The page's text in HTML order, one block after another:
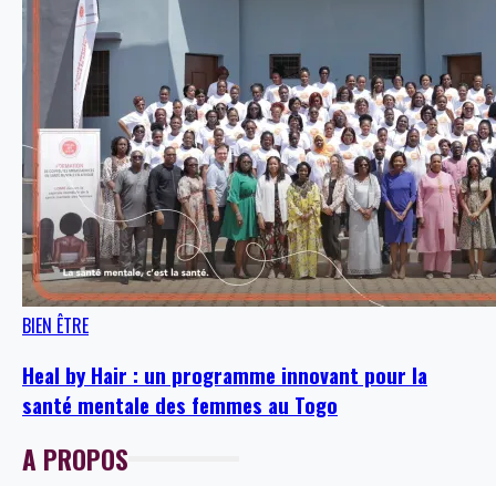
BIEN ÊTRE
Heal by Hair : un programme innovant pour la
santé mentale des femmes au Togo
A PROPOS